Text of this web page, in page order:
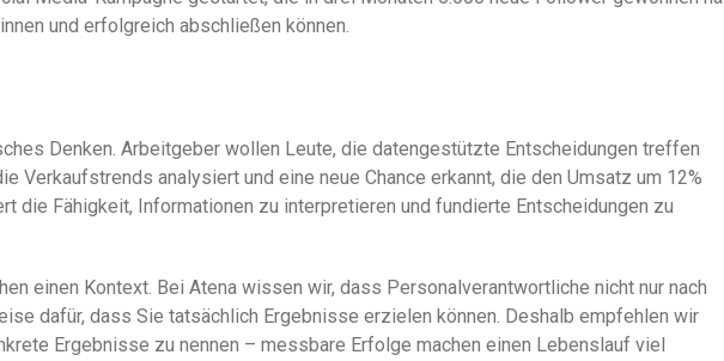
und erfolgreich abschließen können.
Denken. Arbeitgeber wollen Leute, die datengestützte Entscheidungen treffen
Verkaufstrends analysiert und eine neue Chance erkannt, die den Umsatz um 12%
die Fähigkeit, Informationen zu interpretieren und fundierte Entscheidungen zu
einen Kontext. Bei Atena wissen wir, dass Personalverantwortliche nicht nur nach
dafür, dass Sie tatsächlich Ergebnisse erzielen können. Deshalb empfehlen wir
Ergebnisse zu nennen – messbare Erfolge machen einen Lebenslauf viel